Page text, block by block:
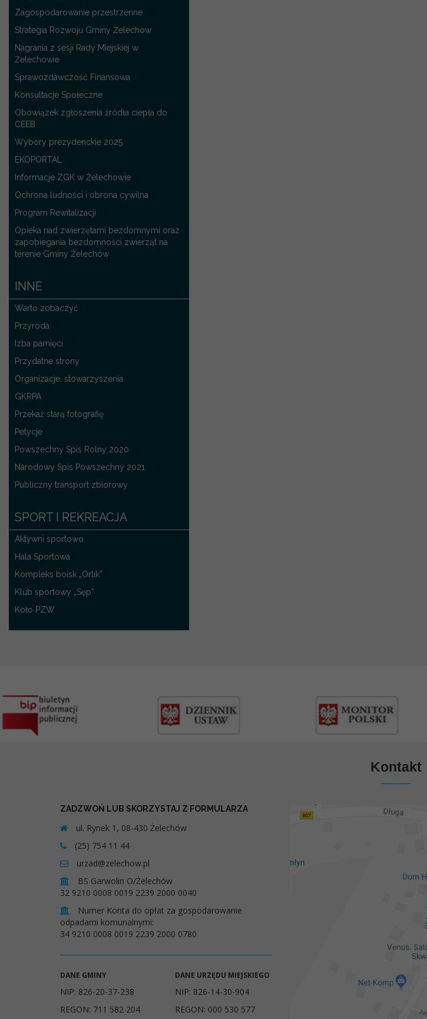
Zagospodarowanie przestrzenne
Strategia Rozwoju Gminy Żelechów
Nagrania z sesji Rady Miejskiej w
Żelechowie
Sprawozdawczość Finansowa
Konsultacje Społeczne
Obowiązek zgłoszenia źródła ciepła do
CEEB
Wybory prezydenckie 2025
EKOPORTAL
Informacje ZGK w Żelechowie
Ochrona ludności i obrona cywilna
Program Rewitalizacji
Opieka nad zwierzętami bezdomnymi oraz
zapobiegania bezdomności zwierząt na
terenie Gminy Żelechów
INNE
Warto zobaczyć
Przyroda
Izba pamięci
Przydatne strony
Organizacje, stowarzyszenia
GKRPA
Przekaż starą fotografię
Petycje
Powszechny Spis Rolny 2020
Narodowy Spis Powszechny 2021
Publiczny transport zbiorowy
SPORT I REKREACJA
Aktywni sportowo
Hala Sportowa
Kompleks boisk „Orlik”
Klub sportowy „Sęp”
Koło PZW
Kontakt
ZADZWOŃ LUB SKORZYSTAJ Z FORMULARZA
ul. Rynek 1, 08-430 Żelechów
(25) 754 11 44
urzad@zelechow.pl
BS Garwolin O/Żelechów
32 9210 0008 0019 2239 2000 0040
Numer Konta do opłat za gospodarowanie
odpadami komunalnymi:
34 9210 0008 0019 2239 2000 0780
DANE GMINY
NIP: 826-20-37-238
REGON: 711 582 204
DANE URZĘDU MIEJSKIEGO
NIP: 826-14-30-904
REGON: 000 530 577